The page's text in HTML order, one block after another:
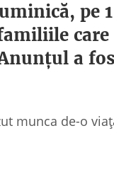
pe 1
a
munca de-o